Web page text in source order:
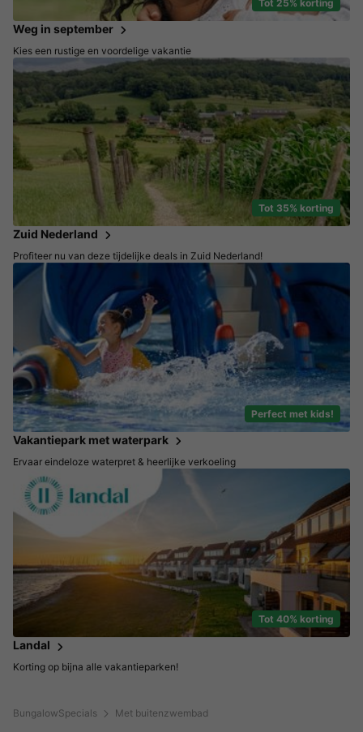
BungalowSpecials Met buitenzwembad
Tot 25% korting
Weg in september
Kies een rustige en voordelige vakantie
Tot 35% korting
Zuid Nederland
Profiteer nu van deze tijdelijke deals in Zuid Nederland!
Perfect met kids!
Vakantiepark met waterpark
Ervaar eindeloze waterpret & heerlijke verkoeling
Tot 40% korting
Landal
Korting op bijna alle vakantieparken!